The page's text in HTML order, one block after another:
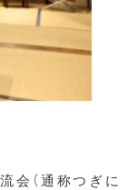
会（通称つぎに